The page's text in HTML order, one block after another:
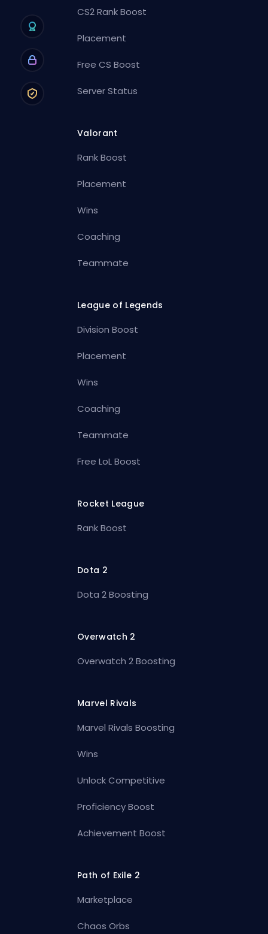
CS2 Rank Boost
Placement
Free CS Boost
Server Status
Valorant
Rank Boost
Placement
Wins
Coaching
Teammate
League of Legends
Division Boost
Placement
Wins
Coaching
Teammate
Free LoL Boost
Rocket League
Rank Boost
Dota 2
Dota 2 Boosting
Overwatch 2
Overwatch 2 Boosting
Marvel Rivals
Marvel Rivals Boosting
Wins
Unlock Competitive
Proficiency Boost
Achievement Boost
Path of Exile 2
Marketplace
Chaos Orbs